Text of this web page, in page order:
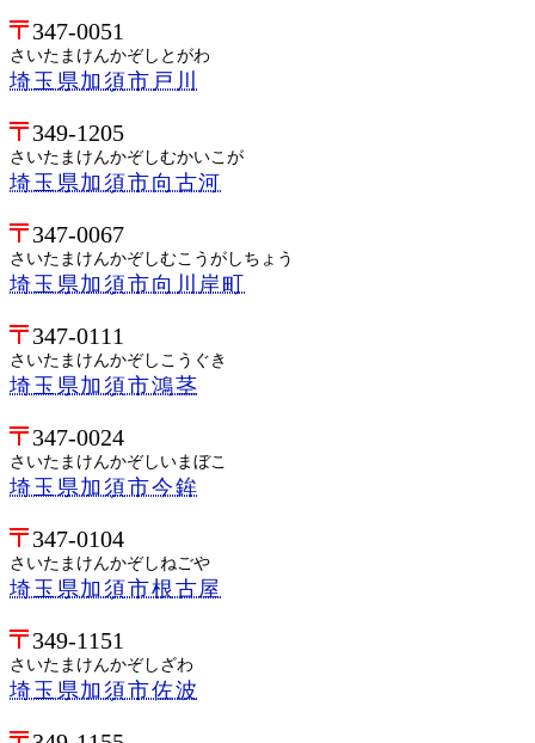
347-0051
さいたまけんかぞしとがわ
埼玉県加須市戸川
349-1205
さいたまけんかぞしむかいこが
埼玉県加須市向古河
347-0067
さいたまけんかぞしむこうがしちょう
埼玉県加須市向川岸町
347-0111
さいたまけんかぞしこうぐき
埼玉県加須市鴻茎
347-0024
さいたまけんかぞしいまぼこ
埼玉県加須市今鉾
347-0104
さいたまけんかぞしねごや
埼玉県加須市根古屋
349-1151
さいたまけんかぞしざわ
埼玉県加須市佐波